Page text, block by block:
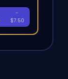
-
$7.50